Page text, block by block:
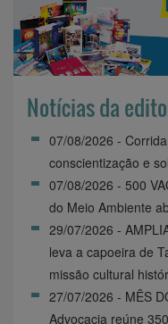
Notícias da
07/08/2026 -
conscientização e
07/08/2026 - 500
do Meio Ambiente
29/07/2026 -
leva a capoeira de
missão cultural
27/07/2026 - MÊS
Advocacia reúne